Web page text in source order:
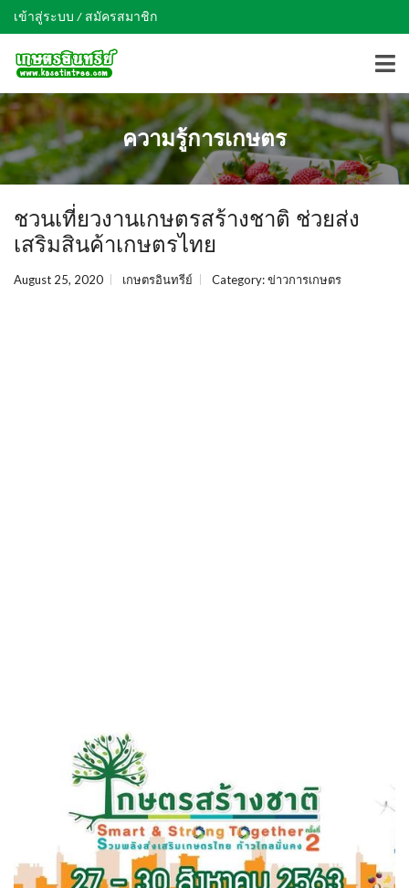
เข้าสู่ระบบ / สมัครสมาชิก
ความรู้การเกษตร
ชวนเที่ยวงานเกษตรสร้างชาติ ช่วยส่ง
เสริมสินค้าเกษตรไทย
August 25, 2020 เกษตรอินทรีย์ Category:ข่าวการเกษตร